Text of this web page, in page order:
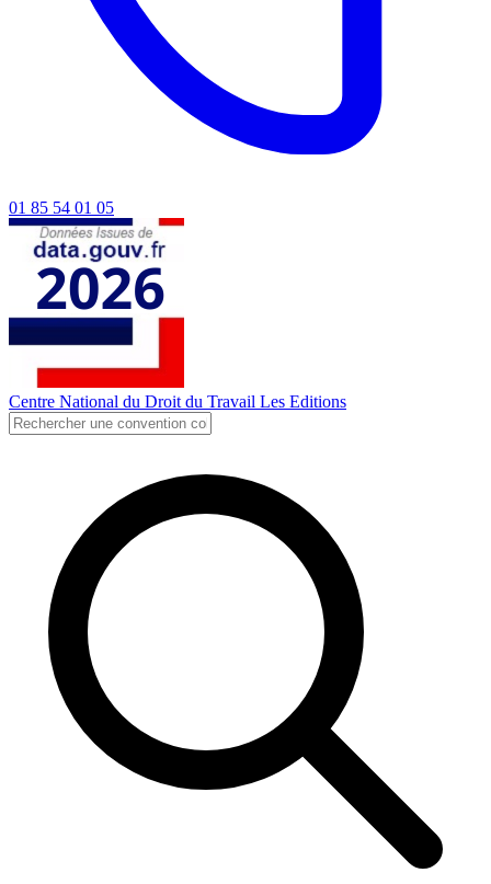
01 85 54 01 05
Centre National du Droit du Travail Les Editions